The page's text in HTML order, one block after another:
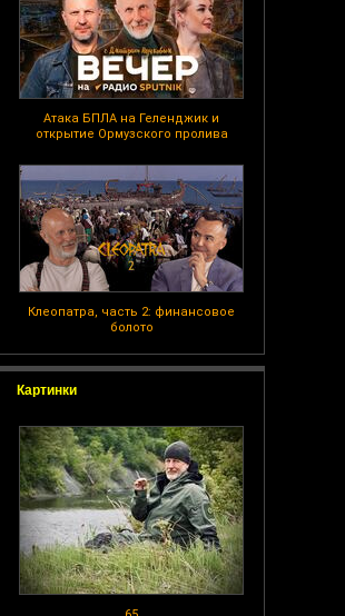
Атака БПЛА на Геленджик и
открытие Ормузского пролива
Клеопатра, часть 2: финансовое
болото
Картинки